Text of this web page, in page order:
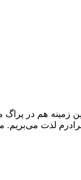
لذت می‌بریم.